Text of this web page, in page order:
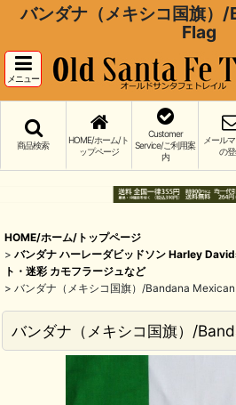
バンダナ（メキシコ国旗
Flag
メニュー
商品検索
HOME/ホーム/ト
ップページ
Customer
Service/ご利用案
内
メール
の
HOME/ホーム/トップページ
> バンダナ ハーレーダビッドソン Harley
ト・迷彩 カモフラージュなど
> バンダナ（メキシコ国旗）/Bandana
バンダナ（メキシコ国旗）/